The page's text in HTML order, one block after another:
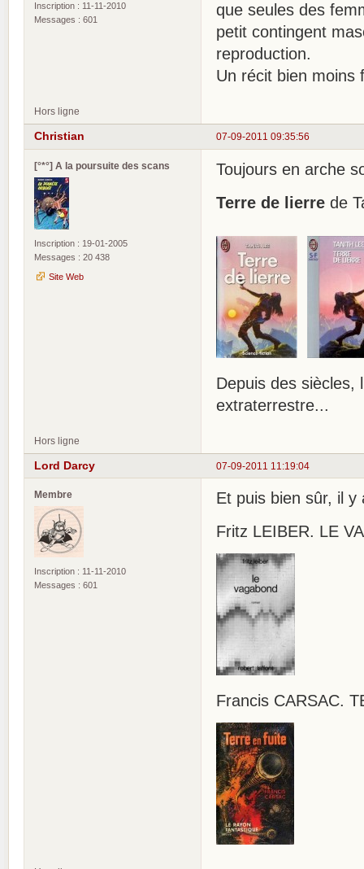
Inscription : 11-11-2010
Messages : 601
que seules des
petit contingent
reproduction.
Un récit bien moins
Hors ligne
07-09-2011 09:35:56
Christian
[°*°] A la poursuite des scans
Inscription : 19-01-2005
Messages : 20 438
Site Web
Toujours en arche
Terre de lierre de
Depuis des siècles,
extraterrestre...
Hors ligne
07-09-2011 11:19:04
Lord Darcy
Membre
Inscription : 11-11-2010
Messages : 601
Et puis bien sûr, il y
Fritz LEIBER. LE
Francis CARSAC.